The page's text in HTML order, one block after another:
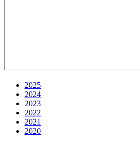
2025
2024
2023
2022
2021
2020